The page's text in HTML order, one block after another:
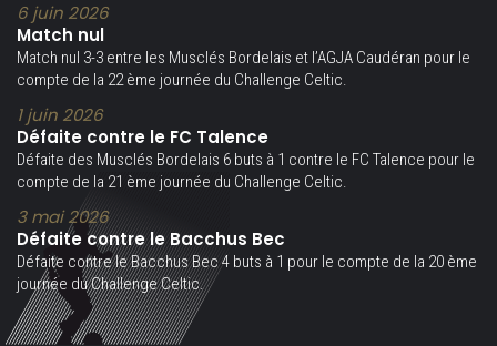
6 juin 2026
Match nul
Match nul 3-3 entre les Musclés Bordelais et l’AGJA Caudéran pour le
compte de la 22 ème journée du Challenge Celtic.
1 juin 2026
Défaite contre le FC Talence
Défaite des Musclés Bordelais 6 buts à 1 contre le FC Talence pour le
compte de la 21 ème journée du Challenge Celtic.
3 mai 2026
Défaite contre le Bacchus Bec
Défaite contre le Bacchus Bec 4 buts à 1 pour le compte de la 20 ème
journée du Challenge Celtic.